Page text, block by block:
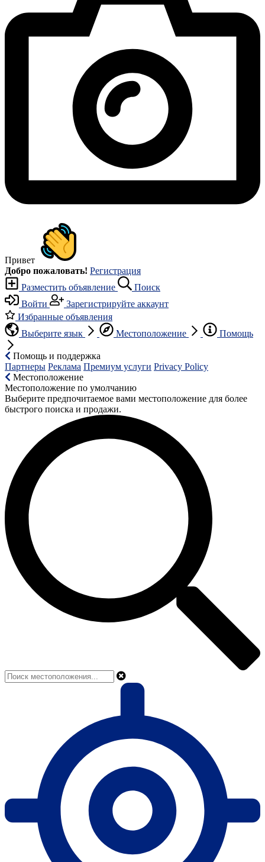
Привет
Добро пожаловать! Регистрация
Разместить объявление
Поиск
Войти
Зарегистрируйте аккаунт
Избранные объявления
Выберите язык
Местоположение Помощь
Помощь и поддержка
Партнеры Реклама Премиум услуги Privacy Policy
Местоположение
Местоположение по умолчанию
Выберите предпочитаемое вами местоположение для более
быстрого поиска и продажи.